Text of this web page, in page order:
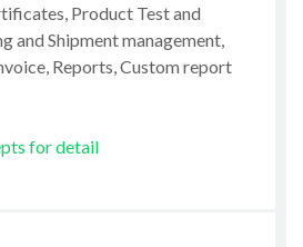
Product Test and
and Shipment management,
Reports, Custom report
for detail